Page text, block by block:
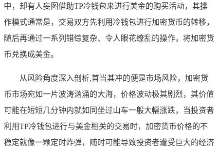
中，却有人妄图借助TP冷钱包来进行美金的购买活动，其操
作模式通常是，交易双方先利用冷钱包进行加密货币的转移，
随后再通过一系列错综复杂、令人眼花缭乱的操作，将加密货
币兑换成美金。
从风险角度深入剖析,首当其冲的便是市场风险，加密货
币市场宛如一片波涛汹涌的大海，价格波动极其剧烈，其价值
可能在短短几分钟内就如同坐过山车一般大幅涨跌，当投资者
利用TP冷钱包进行与美金相关的交易时，加密货币价格的不
稳定就像一颗定时炸弹，随时可能导致投资者遭受巨大的经济